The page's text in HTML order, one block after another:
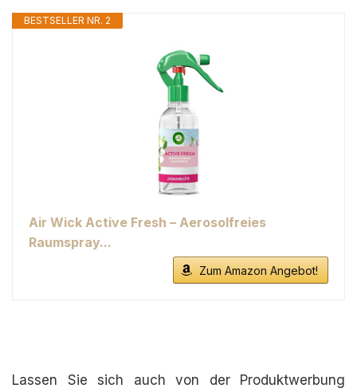
BESTSELLER NR. 2
Air Wick Active Fresh – Aerosolfreies
Raumspray...
Zum Amazon Angebot!
Lassen Sie sich auch von der Produktwerbung